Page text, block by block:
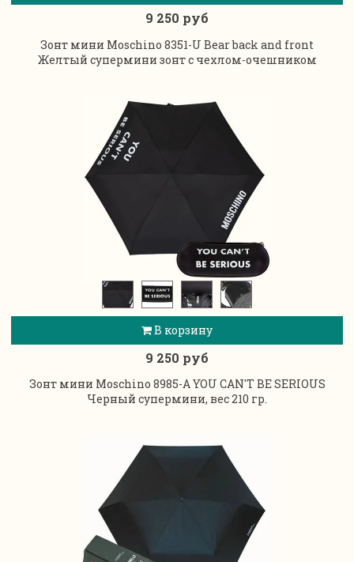
9 250 руб
Зонт мини Moschino 8351-U Bear back and front
Желтый супермини зонт с чехлом-очешником
В корзину
9 250 руб
Зонт мини Moschino 8985-A YOU CAN'T BE SERIOUS
Черный супермини, вес 210 гр.